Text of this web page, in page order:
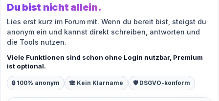
Du bist nicht allein.
Lies erst kurz im Forum mit. Wenn du bereit bist, steigst du
anonym ein und kannst direkt schreiben, antworten und
die Tools nutzen.
Viele Funktionen sind schon ohne Login nutzbar, Premium
ist optional.
🔒 100% anonym 🙈 Kein Klarname 🛡️ DSGVO-konform